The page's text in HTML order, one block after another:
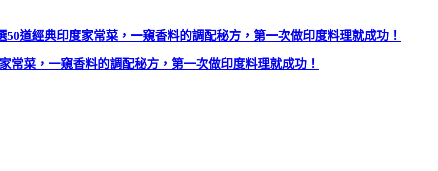
50道經典印度家常菜，一窺香料的調配秘方，第一次做印度料理就成功！
常菜，一窺香料的調配秘方，第一次做印度料理就成功！